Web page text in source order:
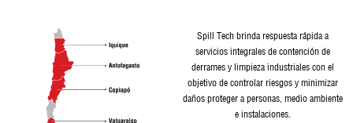
Spill Tech brinda respuesta rápida a
servicios integrales de contención de
derrames y limpieza industriales con el
objetivo de controlar riesgos y minimizar
daños proteger a personas, medio ambiente
e instalaciones.